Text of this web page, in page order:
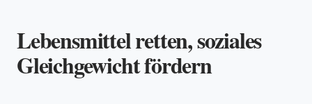
Lebensmittel retten, soziales
Gleichgewicht fördern